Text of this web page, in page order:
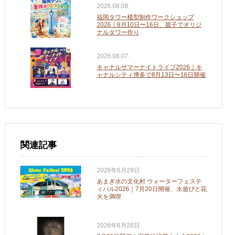
2026.08.08.
福岡タワー模型制作ワークショップ
2026｜8月10日〜16日、親子でオリジ
ナルタワー作り
2026.08.07.
キャナルサマーナイトライブ2026｜キ
ャナルシティ博多で8月13日〜16日開催
関連記事
2026年6月29日
あまぎ水の文化村 ウォーターフェステ
ィバル2026｜7月20日開催、水遊びと花
火を満喫
2026年6月26日